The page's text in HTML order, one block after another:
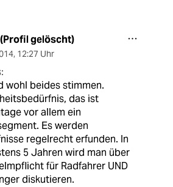
gelöscht)
, 12:27 Uhr
wohl beides stimmen.
das ist
vor allem ein
Es werden
regelrecht erfunden. In
5 Jahren wird man über
für Radfahrer UND
diskutieren.